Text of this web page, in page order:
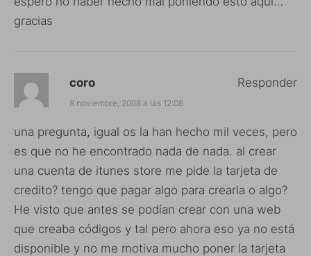
gracias
coro
8 noviembre, 2008 a las 12:08
una pregunta, igual os la han hecho mil veces, pero
es que no he encontrado nada de nada. al crear
una cuenta de itunes store me pide la tarjeta de
credito? tengo que pagar algo para crearla o algo?
He visto que antes se podían crear con una web
que creaba códigos y tal pero ahora eso ya no está
disponible y no me motiva mucho poner la tarjeta
Responder